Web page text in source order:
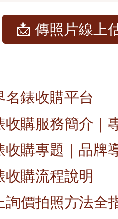
📩 傳照片線上
名錶收購平台
收購服務簡介｜
收購專題｜品牌
收購流程說明
詢價拍照方法全